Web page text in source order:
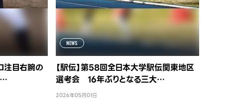
注目右腕の
…
NEWS
【駅伝】第58回全日本大学駅伝関東地区
選考会 16年ぶりとなる三大…
2026年05月01日